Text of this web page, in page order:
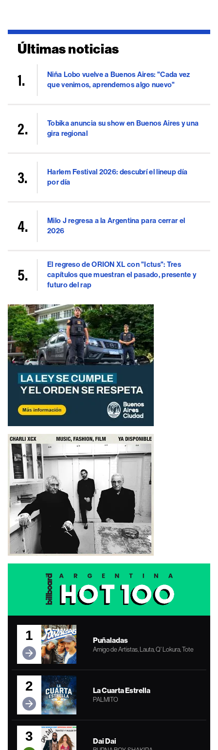
Últimas noticias
Niña Lobo vuelve a Buenos Aires: "Cada vez
que venimos, aprendemos algo nuevo"
Tobika anuncia su show en Buenos Aires y una
gira regional
Harlem Festival 2026: descubrí el lineup día
por día
Milo J regresa a la Argentina para cerrar el
2026
El regreso de ORION XL con "Ictus": Tres
capítulos que muestran el pasado, presente y
futuro del rap
1 Puñaladas
Amigo de Artistas, Lauta, Q' Lokura, Tote
2 La Cuarta Estrella
PALMITO
3 Dai Dai